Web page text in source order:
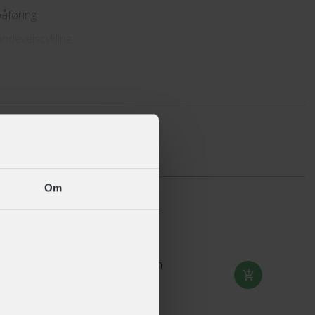
Om
af enten Bio Dry Lube eller Bio Wet Lube på den inderste
INNERGY+ Dækjern